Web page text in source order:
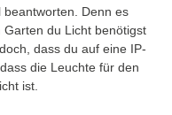
beantworten. Denn es
du Licht benötigst
dass du auf eine IP-
die Leuchte für den
ist.